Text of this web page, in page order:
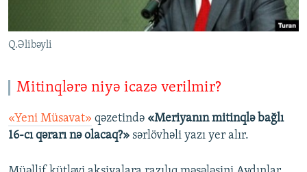
Q.Əlibəyli
Mitinqlərə niyə icazə verilmir?
«Yeni Müsavat» qəzetində «Meriyanın mitinqlə bağlı
16-cı qərarı nə olacaq?» sərlövhəli yazı yer alır.